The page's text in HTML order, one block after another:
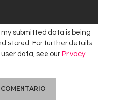
my submitted data is being
stored. For further details
data, see our Privacy